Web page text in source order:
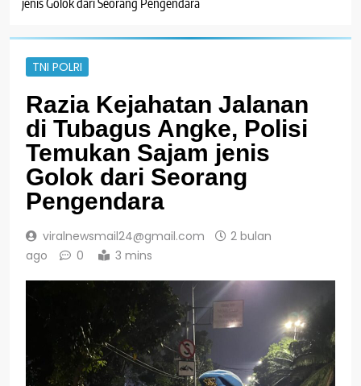
jenis Golok dari Seorang Pengendara
TNI POLRI
Razia Kejahatan Jalanan
di Tubagus Angke, Polisi
Temukan Sajam jenis
Golok dari Seorang
Pengendara
viralnewsmail24@gmail.com
2 bulan
ago
0 3 mins